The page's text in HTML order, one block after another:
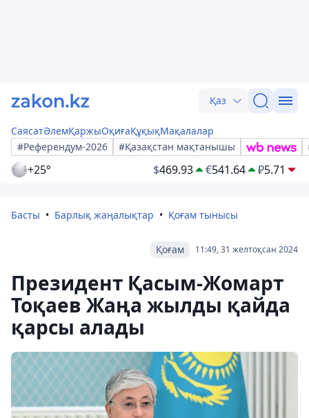
Қаз
СаясатӘлемҚаржыОқиғаҚұқықМақалалар
#Референдум-2026
#Қазақстан мақтанышы
+25° $469.93 €541.64 ₽5.71
Басты Барлық жаңалықтар Қоғам тынысы
11:49, 31 желтоқсан 2024
Қоғам
Президент Қасым-Жомарт
Тоқаев Жаңа жылды қайда
қарсы алады